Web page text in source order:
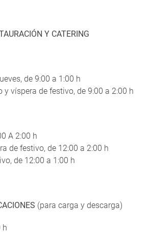
Y CATERING
de 9:00 a 1:00 h
y víspera de festivo, de 9:00 a 2:00 h
A 2:00 h
de festivo, de 12:00 a 2:00 h
de 12:00 a 1:00 h
(para carga y descarga)
h